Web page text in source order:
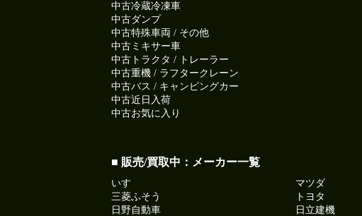
中古冷蔵冷凍車
中古ダンプ
中古特殊車両 / その他
中古ミキサー車
中古トラクタ / トレーラー
中古重機 / ラフタークレーン
中古バス / キャンピングカー
中古近日入荷
中古お気に入り
■ 販売/買取中：メーカー一覧
いすゞ
三菱ふそう
日野自動車
マツダ
トヨタ
日立建機